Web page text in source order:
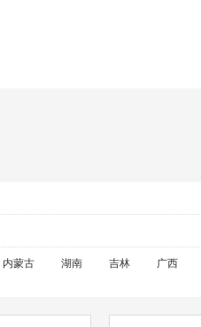
内蒙古 湖南 吉林 广西